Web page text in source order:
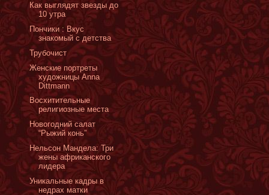
Как выглядят звезды до
10 утра
Пончики : Вкус
знакомый с детства
Трубочист
Женские портреты
художницы Anna
Dittmann
Восхитительные
религиозные места
Новогодний салат
“Рыжий конь”
Нельсон Мандела: Три
жены африканского
лидера
Уникальные кадры в
недрах матки